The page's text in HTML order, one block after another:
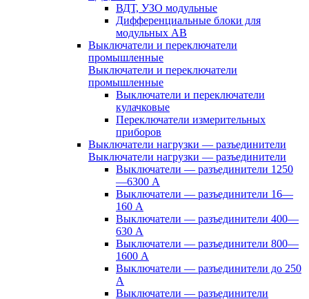
ВДТ, УЗО модульные
Дифференциальные блоки для
модульных АВ
Выключатели и переключатели
промышленные
Выключатели и переключатели
промышленные
Выключатели и переключатели
кулачковые
Переключатели измерительных
приборов
Выключатели нагрузки — разъединители
Выключатели нагрузки — разъединители
Выключатели — разъединители 1250
—6300 А
Выключатели — разъединители 16—
160 А
Выключатели — разъединители 400—
630 А
Выключатели — разъединители 800—
1600 А
Выключатели — разъединители до 250
А
Выключатели — разъединители